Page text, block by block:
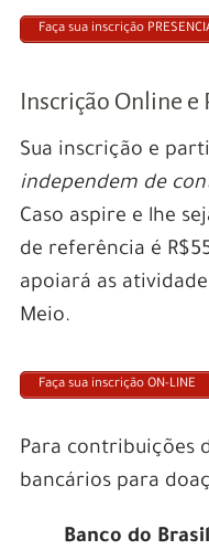
Faça sua inscrição
Inscrição Online e
Sua inscrição e
independem de
Caso aspire e lhe
de referência é
apoiará as
Meio.
Faça sua inscrição ON-LINE
Para contribuições
bancários para
Banco do